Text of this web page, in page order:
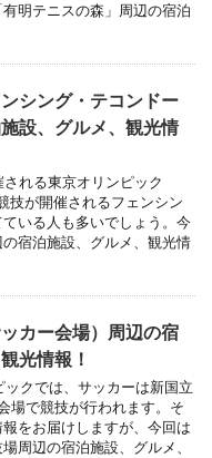
明テニスの森」周辺の宿泊
シング・テコンドー
設、グルメ、観光情
れる東京オリンピック
技が開催されるフェンシン
いる人も多いでしょう。今
宿泊施設、グルメ、観光情
カー会場）周辺の宿
光情報！
ックでは、サッカーは新国立
場で競技が行われます。そ
をお届けしますが、今回は
周辺の宿泊施設、グルメ、